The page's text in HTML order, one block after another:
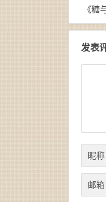
《糖
发表
昵称
邮箱